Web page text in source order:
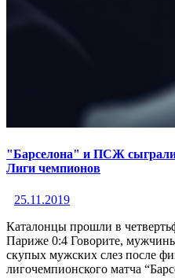
"Барселона" и ПСЖ
Лиги чемпионов
25.11.2019
Каталонцы прошли в
Париже 0:4 Говорите,
скупых мужских слез после
лигочемпионского матча